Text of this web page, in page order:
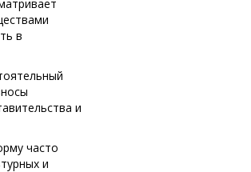
в
и
часто
и